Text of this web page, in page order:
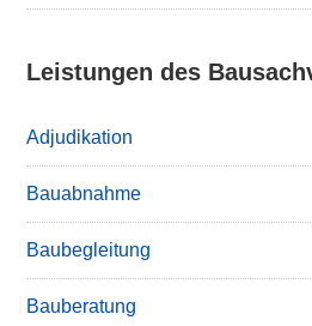
Leistungen des
Adjudikation
Bauabnahme
Baubegleitung
Bauberatung